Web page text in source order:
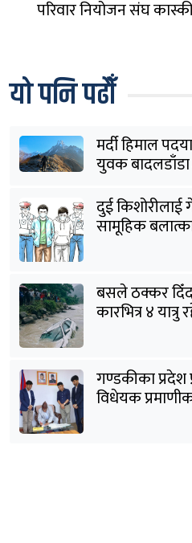
परिवार नियोजन संघ
यो पनि पढौँ
मर्दी हिमाल
युवक बादलडाँडा
दुई
सामूहिक
बसले ठक्कर
कारभित्र ४
गण्डकीका प्रदेश
विधेयक